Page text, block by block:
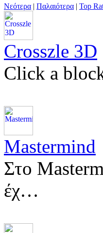
Νεότερα | Παλαιότερα | Top
Crosszle 3D
Click a
Mastermind
Στο
έχ…